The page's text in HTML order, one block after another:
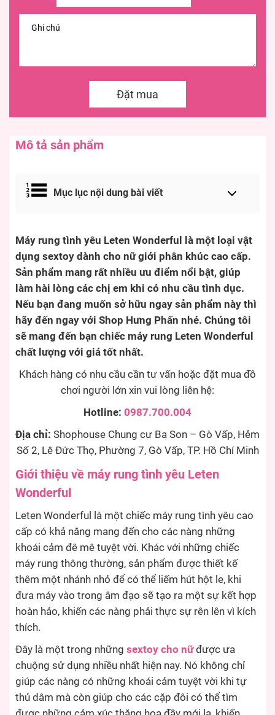
Đặt mua
Mô tả sản phẩm
Mục lục nội dung bài viết
Máy rung tình yêu Leten Wonderful là một loại vật
dụng sextoy dành cho nữ giới phân khúc cao cấp.
Sản phẩm mang rất nhiều ưu điểm nổi bật, giúp
làm hài lòng các chị em khi có nhu cầu tình dục.
Nếu bạn đang muốn sở hữu ngay sản phẩm này thì
hãy đến ngay với Shop Hưng Phấn nhé. Chúng tôi
sẽ mang đến bạn chiếc máy rung Leten Wonderful
chất lượng với giá tốt nhất.
Khách hàng có nhu cầu cần tư vấn hoặc đặt mua đồ
chơi người lớn xin vui lòng liên hệ:
Hotline: 0987.700.004
Địa chỉ: Shophouse Chung cư Ba Son – Gò Vấp, Hẻm
Số 2, Lê Đức Thọ, Phường 7, Gò Vấp, TP. Hồ Chí Minh
Giới thiệu về máy rung tình yêu Leten
Wonderful
Leten Wonderful là một chiếc máy rung tình yêu cao
cấp có khả năng mang đến cho các nàng những
khoái cảm đê mê tuyệt vời. Khác với những chiếc
máy rung thông thường, sản phẩm được thiết kế
thêm một nhánh nhỏ để có thể liếm hút hột le, khi
đưa máy vào trong âm đạo sẽ tạo ra một sự kết hợp
hoàn hảo, khiến các nàng phải thực sự rên lên vì kích
thích.
Đây là một trong những sextoy cho nữđược ưa
chuộng sử dụng nhiều nhất hiện nay. Nó không chỉ
giúp các nàng có những khoái cảm tuyệt vời khi tự
thủ dâm mà còn giúp cho các cặp đôi có thể tìm